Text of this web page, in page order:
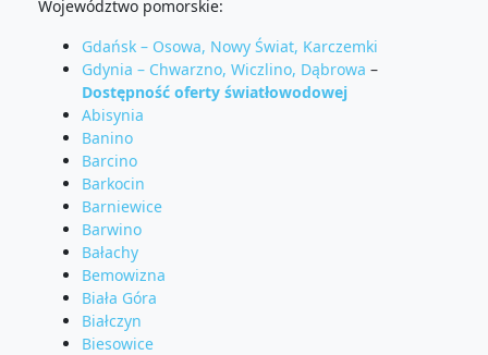
Województwo pomorskie:
Gdańsk – Osowa, Nowy Świat, Karczemki
Gdynia – Chwarzno, Wiczlino, Dąbrowa –
Dostępność oferty światłowodowej
Abisynia
Banino
Barcino
Barkocin
Barniewice
Barwino
Bałachy
Bemowizna
Biała Góra
Białczyn
Biesowice